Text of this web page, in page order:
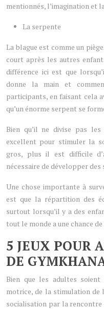
mentionnés, l’imagination et
La serpente
La blague est comme un
court après les autres
différence ici est que
donne la main et
participants, en faisant cela
qu’un énorme serpent se
Bien qu’il ne divise pas
excellent pour stimuler la
gros, plus il est difficile
nécessaire de développer
Une chose importante à
est que la répartition des
surtout lorsqu’il y a des
tout le monde a une chance
5 JEUX POUR
DE
Bien que les adultes
motrice, de la stimulation de
socialisation par la rencontre